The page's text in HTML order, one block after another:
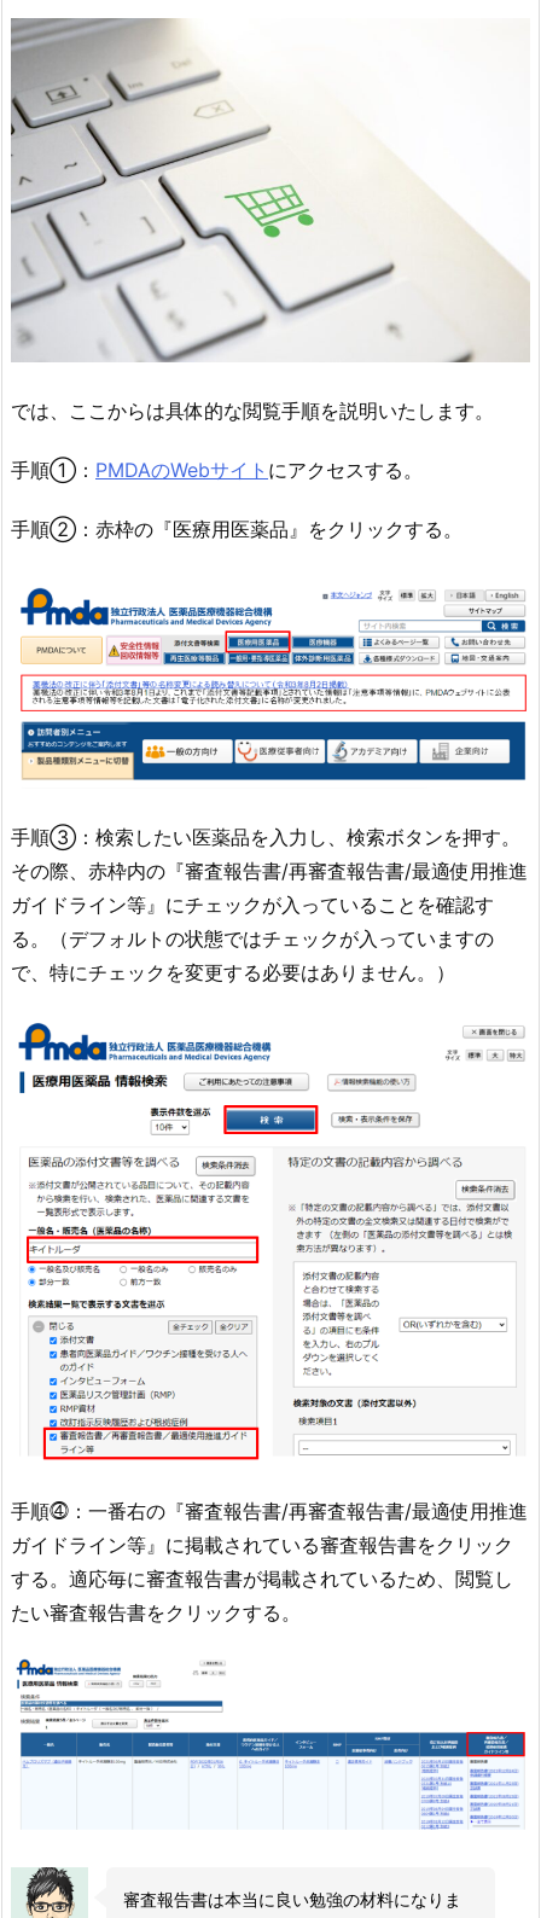
では、ここからは具体的な閲覧手順を説明いたします。
手順①： PMDAのWebサイト にアクセスする。
手順②：赤枠の『医療用医薬品』をクリックする。
手順③：検索したい医薬品を入力し、検索ボタンを押す。
その際、赤枠内の『審査報告書/再審査報告書/最適使用推進
ガイドライン等』にチェックが入っていることを確認す
る。（デフォルトの状態ではチェックが入っていますの
で、特にチェックを変更する必要はありません。）
手順⓸：一番右の『審査報告書/再審査報告書/最適使用推進
ガイドライン等』に掲載されている審査報告書をクリック
する。適応毎に審査報告書が掲載されているため、閲覧し
たい審査報告書をクリックする。
審査報告書は本当に良い勉強の材料になりま